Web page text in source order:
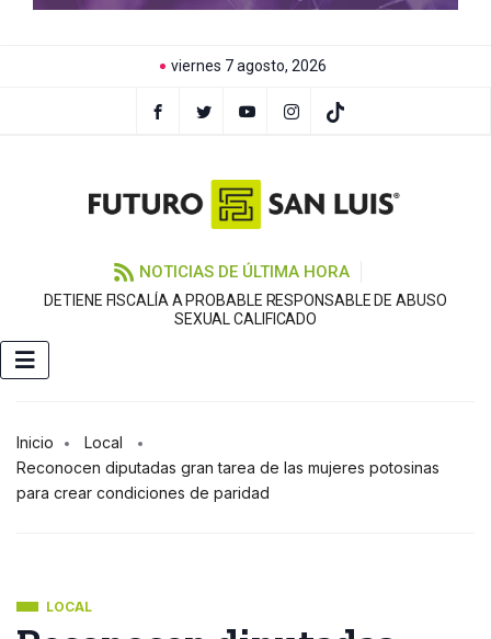
viernes 7 agosto, 2026
NOTICIAS DE ÚLTIMA HORA
DETIENE FISCALÍA A PROBABLE RESPONSABLE DE ABUSO
SEXUAL CALIFICADO
Inicio
Local
Reconocen diputadas gran tarea de las mujeres potosinas
para crear condiciones de paridad
LOCAL